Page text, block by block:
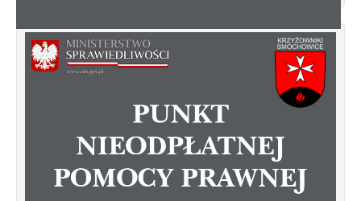
Zapraszamy do skorzystania z Punktu
Nieodpłatnej Pomocy Prawnej.